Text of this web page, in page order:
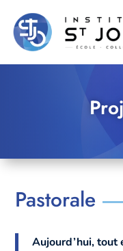
Pastorale
Aujourd’hui, tout